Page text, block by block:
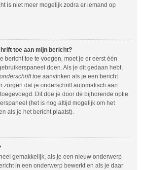
is niet meer mogelijk zodra er iemand op
toe aan mijn bericht?
bericht toe te voegen, moet je er eerst één
doen. Als je dit gedaan hebt,
toe aanvinken als je een bericht
zorgen dat je onderschrift automatisch aan
Dit doe je door de bijhorende optie
(het is nog altijd mogelijk om het
als je het bericht plaatst).
gemakkelijk, als je een nieuw onderwerp
in een onderwerp bewerkt en als je daar